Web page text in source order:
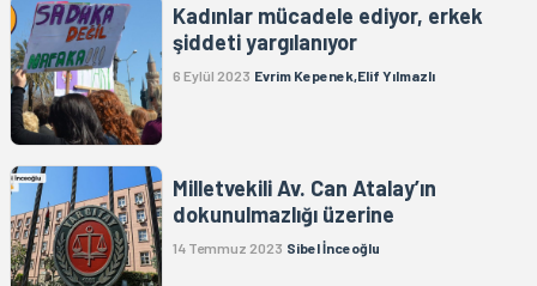
Kadınlar mücadele ediyor, erkek
şiddeti yargılanıyor
6 Eylül 2023 Evrim Kepenek,Elif Yılmazlı
Milletvekili Av. Can Atalay’ın
dokunulmazlığı üzerine
14 Temmuz 2023 Sibel İnceoğlu